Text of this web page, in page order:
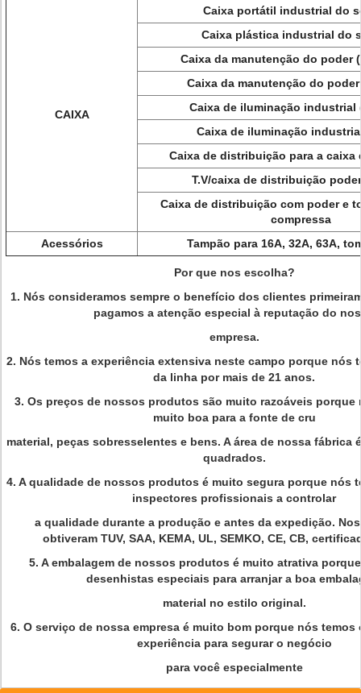
CAIXA
Caixa portátil industrial do
Caixa plástica industrial do
Caixa da manutenção do poder
Caixa da manutenção do
Caixa de iluminação industrial
Caixa de iluminação
Caixa de distribuição para a caixa
T.V/caixa de distribuição
Caixa de distribuição com poder e
compressa
Acessórios
Tampão para 16A, 32A, 63A,
Por que nos escolha?
1. Nós consideramos sempre o benefício dos clientes
pagamos a atenção especial à reputação do
empresa.
2. Nós temos a experiência extensiva neste campo porque nós
da linha por mais de 21 anos.
3. Os preços de nossos produtos são muito razoáveis porque
muito boa para a fonte de cru
material, peças sobresselentes e bens. A área de nossa fábrica
quadrados.
4. A qualidade de nossos produtos é muito segura porque nós
inspectores profissionais a controlar
a qualidade durante a produção e antes da expedição.
obtiveram TUV, SAA, KEMA, UL, SEMKO, CE, CB,
5. A embalagem de nossos produtos é muito atrativa
desenhistas especiais para arranjar a boa
material no estilo original.
6. O serviço de nossa empresa é muito bom porque nós temos
experiência para segurar o negócio
para você especialmente